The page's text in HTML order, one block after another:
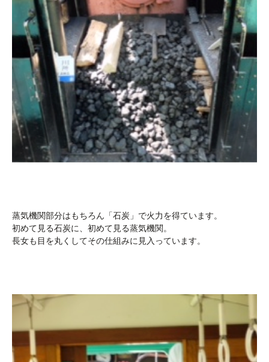
蒸気機関部分はもちろん「石炭」で火力を得ています。
初めて見る石炭に、初めて見る蒸気機関。
長女も目を丸くしてその仕組みに見入っています。